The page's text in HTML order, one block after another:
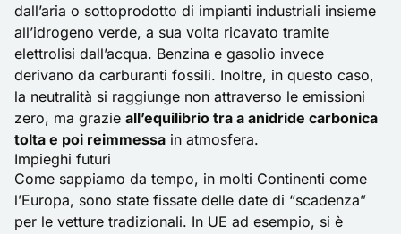
dall’aria o sottoprodotto di impianti industriali insieme
all’idrogeno verde, a sua volta ricavato tramite
elettrolisi dall’acqua. Benzina e gasolio invece
derivano da carburanti fossili. Inoltre, in questo caso,
la neutralità si raggiunge non attraverso le emissioni
zero, ma grazie all’equilibrio tra a anidride carbonica
tolta e poi reimmessa in atmosfera.
Impieghi futuri
Come sappiamo da tempo, in molti Continenti come
l’Europa, sono state fissate delle date di “scadenza”
per le vetture tradizionali. In UE ad esempio, si è